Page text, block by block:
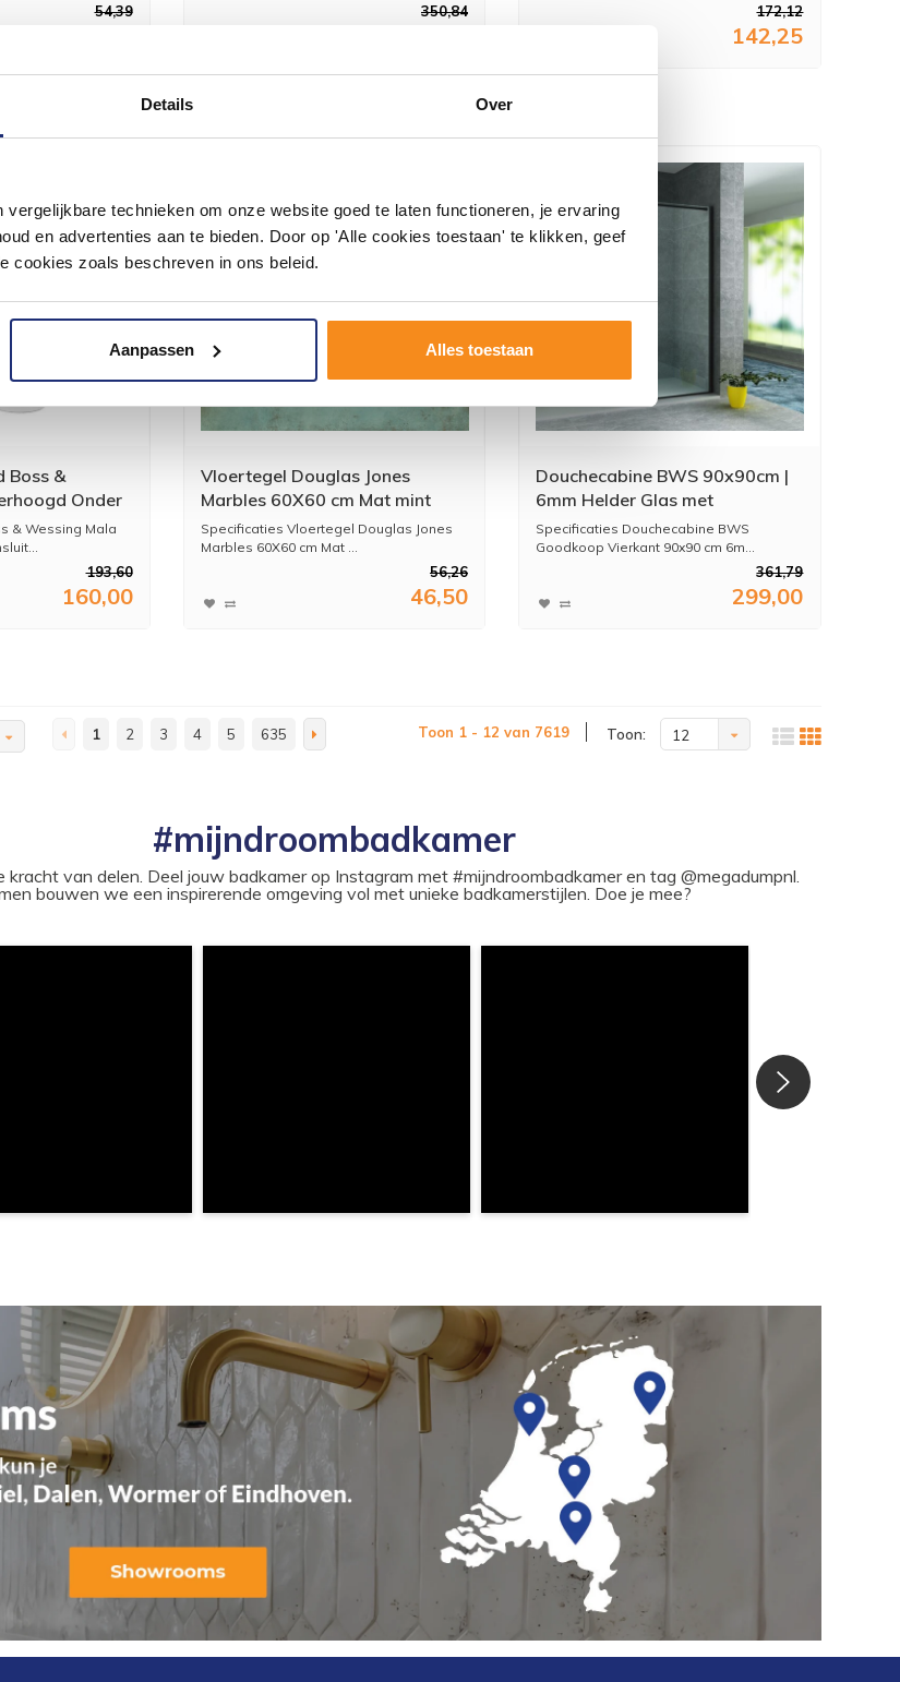
Details Over
technieken om onze website goed te laten functioneren, je ervaring
en advertenties aan te bieden. Door op 'Alle cookies toestaan' te klikken, geef
cookies zoals beschreven in ons beleid.
Aanpassen Alles toestaan
54,39 350,84 172,12
142,25
Boss &
Onder
& Wessing Mala
193,60
160,00
Vloertegel Douglas Jones
Marbles 60X60 cm Mat mint
(Prijs per M2)
Specificaties Vloertegel Douglas Jones
Marbles 60X60 cm Mat ...
56,26
46,50
Douchecabine BWS 90x90cm |
6mm Helder Glas met
Nanocoating Zwart
Specificaties Douchecabine BWS
Goodkoop Vierkant 90x90 cm 6m...
361,79
299,00
1 2 3 4 5 635 Toon 1 - 12 van 7619 Toon: 12
#mijndroombadkamer
kracht van delen. Deel jouw badkamer op Instagram met #mijndroombadkamer en tag @megadumpnl.
bouwen we een inspirerende omgeving vol met unieke badkamerstijlen. Doe je mee?